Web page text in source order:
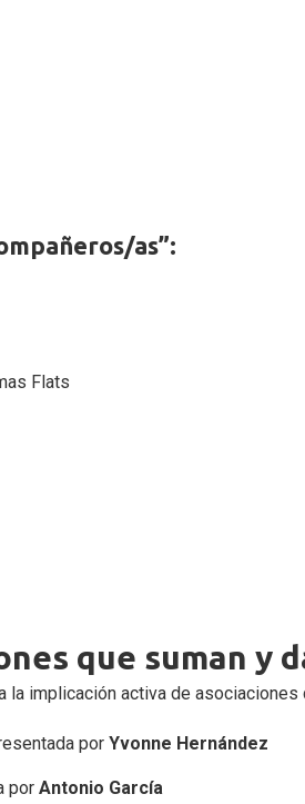
as”:
Flats
que suman y
implicación activa de
porYvonne Hernández
porAntonio García